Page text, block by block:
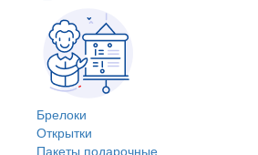
Брелоки
Открытки
Пакеты подарочные